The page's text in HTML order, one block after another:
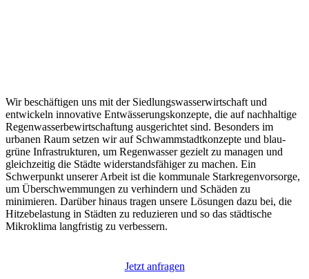
Wir beschäftigen uns mit der Siedlungswasserwirtschaft und
entwickeln innovative Entwässerungskonzepte, die auf nachhaltige
Regenwasserbewirtschaftung ausgerichtet sind. Besonders im
urbanen Raum setzen wir auf Schwammstadtkonzepte und blau-
grüne Infrastrukturen, um Regenwasser gezielt zu managen und
gleichzeitig die Städte widerstandsfähiger zu machen. Ein
Schwerpunkt unserer Arbeit ist die kommunale Starkregenvorsorge,
um Überschwemmungen zu verhindern und Schäden zu
minimieren. Darüber hinaus tragen unsere Lösungen dazu bei, die
Hitzebelastung in Städten zu reduzieren und so das städtische
Mikroklima langfristig zu verbessern.
Jetzt anfragen